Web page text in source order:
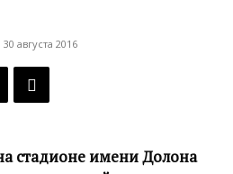
30 августа 2016
стадионе имени Долона